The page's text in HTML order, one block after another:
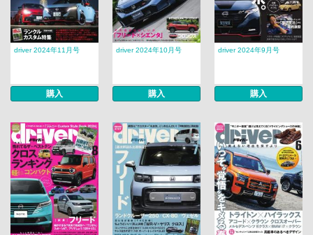
driver 2024年11月号
購入
driver 2024年10月号
購入
driver 2024年9月号
購入